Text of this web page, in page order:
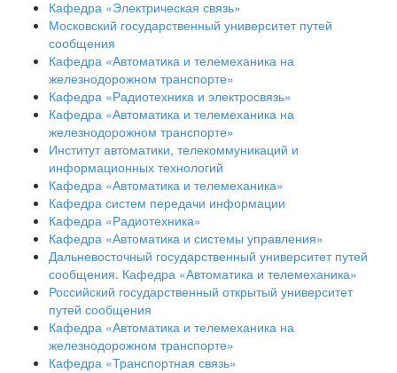
Кафедра «Электрическая связь»
Московский государственный университет путей
сообщения
Кафедра «Автоматика и телемеханика на
железнодорожном транспорте»
Кафедра «Радиотехника и электросвязь»
Кафедра «Автоматика и телемеханика на
железнодорожном транспорте»
Институт автоматики, телекоммуникаций и
информационных технологий
Кафедра «Автоматика и телемеханика»
Кафедра систем передачи информации
Кафедра «Радиотехника»
Кафедра «Автоматика и системы управления»
Дальневосточный государственный университет путей
сообщения. Кафедра «Автоматика и телемеханика»
Российский государственный открытый университет
путей сообщения
Кафедра «Автоматика и телемеханика на
железнодорожном транспорте»
Кафедра «Транспортная связь»